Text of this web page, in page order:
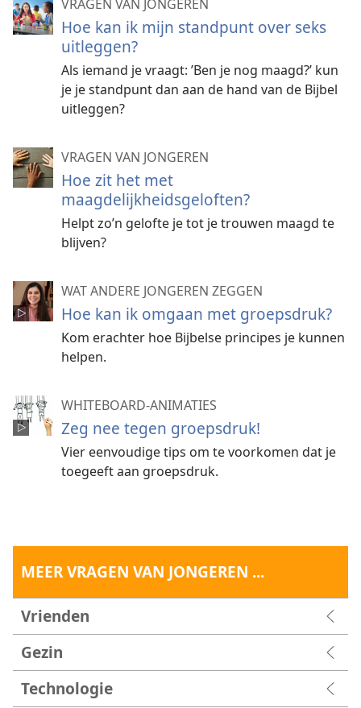
VRAGEN VAN JONGEREN
Hoe kan ik mijn standpunt over seks
uitleggen?
Als iemand je vraagt: ’Ben je nog maagd?’ kun
je je standpunt dan aan de hand van de Bijbel
uitleggen?
VRAGEN VAN JONGEREN
Hoe zit het met
maagdelijkheidsgeloften?
Helpt zo’n gelofte je tot je trouwen maagd te
blijven?
WAT ANDERE JONGEREN ZEGGEN
Hoe kan ik omgaan met groepsdruk?
Kom erachter hoe Bijbelse principes je kunnen
helpen.
WHITEBOARD-ANIMATIES
Zeg nee tegen groepsdruk!
Vier eenvoudige tips om te voorkomen dat je
toegeeft aan groepsdruk.
MEER VRAGEN VAN JONGEREN ...
Vrienden
Gezin
Technologie